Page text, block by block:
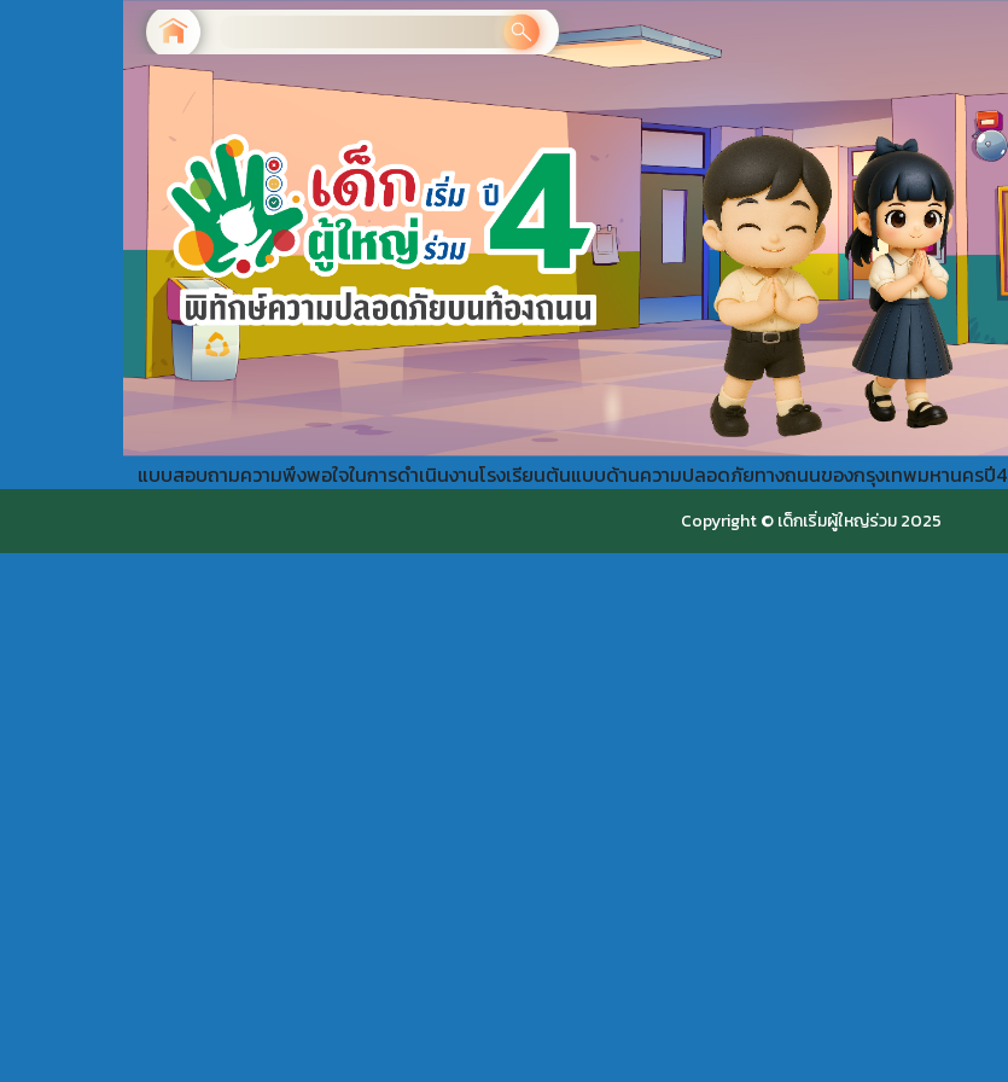
แบบสอบถามความพึงพอใจในการดำเนินงานโรงเรียนต้นแบบด้านความปลอดภัยทางถนนของกรุงเทพมหานครปี4
Copyright © เด็กเริ่มผู้ใหญ่ร่วม 2025